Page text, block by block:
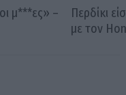
μ***ες» –
Περδίκι
με τον